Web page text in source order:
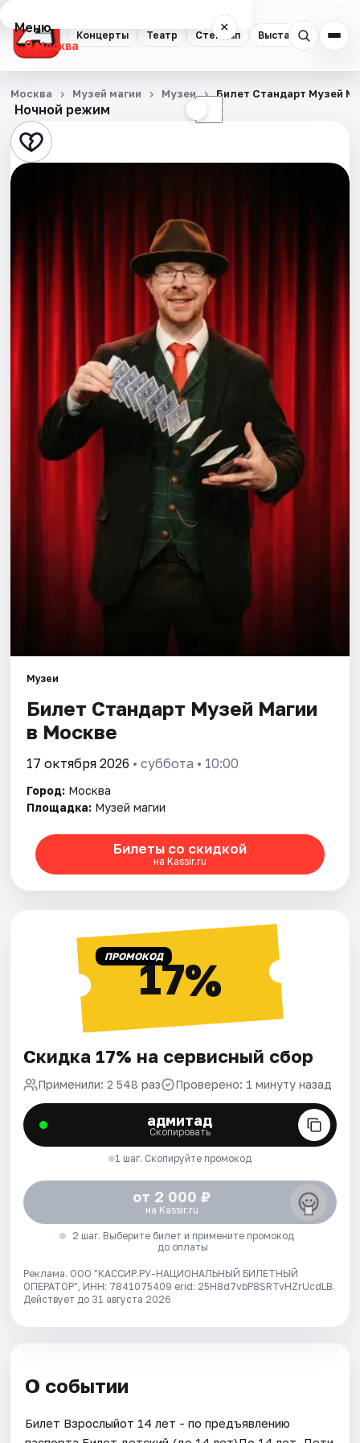
Концерты Театр Стендап Выставки
Меню ×
Москва
Концерты
Театр
Стендап
Города
Ночной режим ☾
Москва Музей магии Музеи Билет Стандарт Музей
Музеи
Билет Стандарт Музей Магии
в Москве
17 октября 2026 • суббота • 10:00
Город: Москва
Площадка: Музей магии
Билеты со скидкой
на Kassir.ru
ПРОМОКОД17%
Скидка 17% на сервисный сбор
Применили: 2 548 раз Проверено: 1 минуту назад
адмитад
Скопировать
1 шаг. Скопируйте промокод
от 2 000 ₽
на Kassir.ru
2 шаг. Выберите билет и примените промокод
до оплаты
Реклама. ООО "КАССИР.РУ-НАЦИОНАЛЬНЫЙ БИЛЕТНЫЙ
ОПЕРАТОР", ИНН: 7841075409 erid: 25H8d7vbP8SRTvHZrUcdLB.
Действует до 31 августа 2026
О событии
Билет Взрослыйот 14 лет - по предъявлению